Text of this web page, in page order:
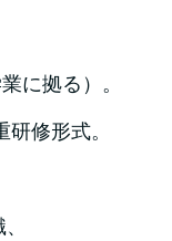
に拠る）。
修形式。